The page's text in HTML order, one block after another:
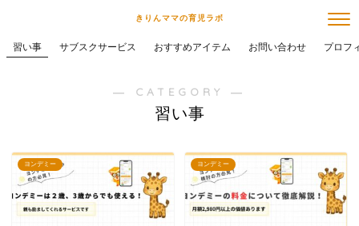
きりんママの育児ラボ
習い事 サブスクサービス おすすめアイテム お問い合わせ プロフ
― CATEGORY ―
習い事
ヨンデミー ヨンデミー